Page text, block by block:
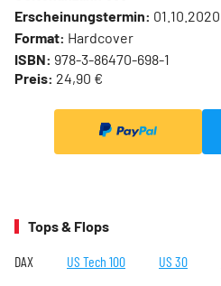
Erscheinungstermin: 01.10.2020
Format: Hardcover
ISBN: 978-3-86470-698-1
Preis: 24,90 €
Tops & Flops
DAX US Tech 100 US 30